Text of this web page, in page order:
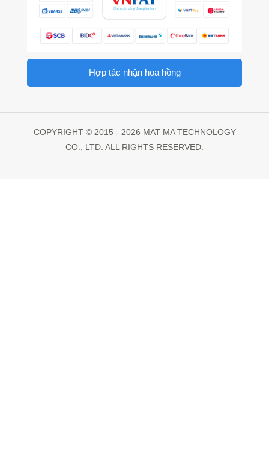
Hợp tác nhận hoa hồng
COPYRIGHT © 2015 - 2026 MAT MA TECHNOLOGY
CO., LTD. ALL RIGHTS RESERVED.